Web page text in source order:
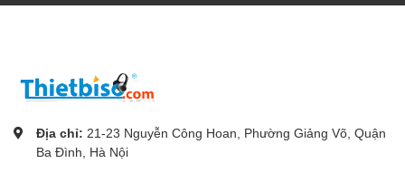
Địa chỉ: 21-23 Nguyễn Công Hoan, Phường Giảng Võ, Quận
Ba Đình, Hà Nội